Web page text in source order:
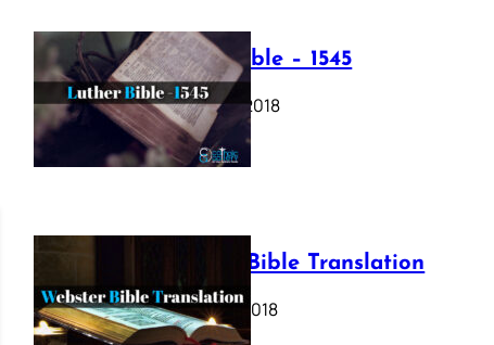
Luther Bible – 1545
October 17, 2018
Webster Bible Translation
October 11, 2018